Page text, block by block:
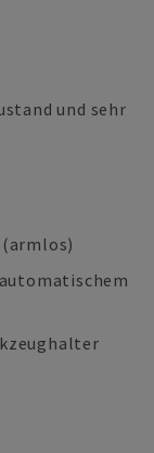
und sehr
(armlos)